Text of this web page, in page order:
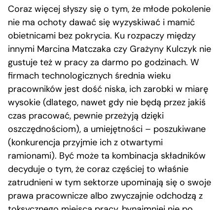
Coraz więcej słyszy się o tym, że młode pokolenie
nie ma ochoty dawać się wyzyskiwać i mamić
obietnicami bez pokrycia. Ku rozpaczy między
innymi Marcina Matczaka czy Grażyny Kulczyk nie
gustuje też w pracy za darmo po godzinach. W
firmach technologicznych średnia wieku
pracowników jest dość niska, ich zarobki w miarę
wysokie (dlatego, nawet gdy nie będą przez jakiś
czas pracować, pewnie przeżyją dzięki
oszczędnościom), a umiejętności – poszukiwane
(konkurencja przyjmie ich z otwartymi
ramionami). Być może ta kombinacja składników
decyduje o tym, że coraz częściej to właśnie
zatrudnieni w tym sektorze upominają się o swoje
prawa pracownicze albo zwyczajnie odchodzą z